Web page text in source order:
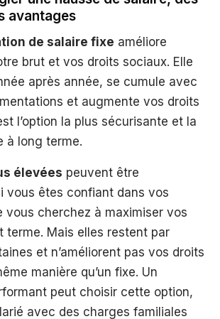
avantages
de salaire fixe améliore
brut et vos droits sociaux. Elle
après année, se cumule avec
et augmente vos droits
l’option la plus sécurisante et la
à long terme.
élevées peuvent être
vous êtes confiant dans vos
vous cherchez à maximiser vos
terme. Mais elles restent par
et n’améliorent pas vos droits
manière qu’un fixe. Un
peut choisir cette option,
avec des charges familiales